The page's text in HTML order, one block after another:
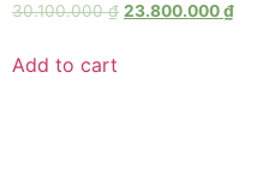
30.100.000₫ 23.800.000₫
Add to cart